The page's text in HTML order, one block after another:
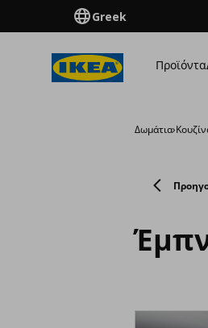
Greek
Προϊόντα
Δωμάτια›